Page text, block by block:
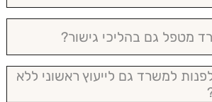
מטפל גם בהליכי גישור?
למשרד גם לייעוץ ראשוני ללא